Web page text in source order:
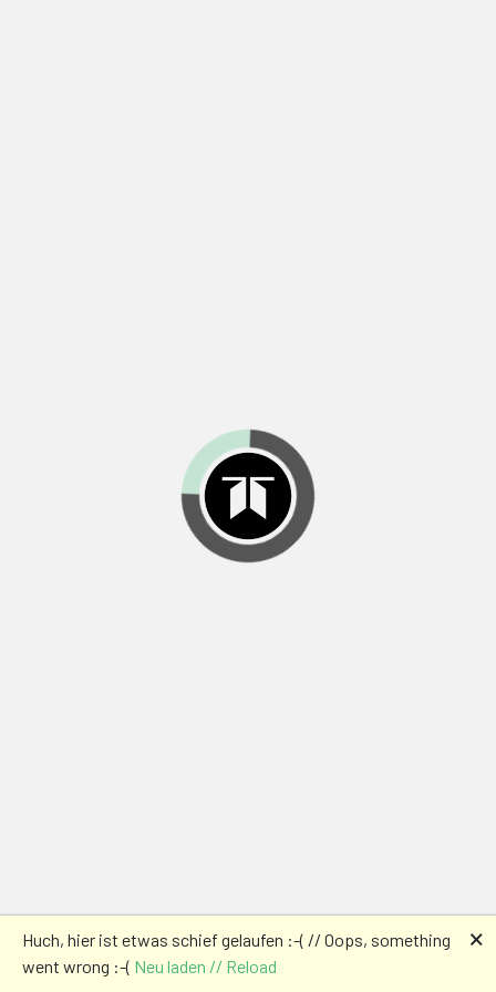
Huch, hier ist etwas schief gelaufen :-( // Oops, something
went wrong :-( Neu laden // Reload
🗙